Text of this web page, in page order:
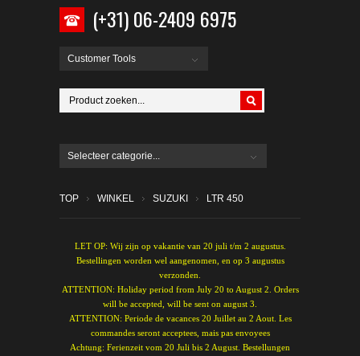
(+31) 06-2409 6975
Customer Tools
Selecteer categorie...
TOP WINKEL SUZUKI LTR 450
LET OP: Wij zijn op vakantie van 20 juli t/m 2 augustus.
Bestellingen worden wel aangenomen, en op 3 augustus
verzonden.
ATTENTION: Holiday period from July 20 to August 2. Orders
will be accepted, will be sent on august 3.
ATTENTION: Periode de vacances 20 Juillet au 2 Aout. Les
commandes seront acceptees, mais pas envoyees
Achtung: Ferienzeit vom 20 Juli bis 2 August. Bestellungen